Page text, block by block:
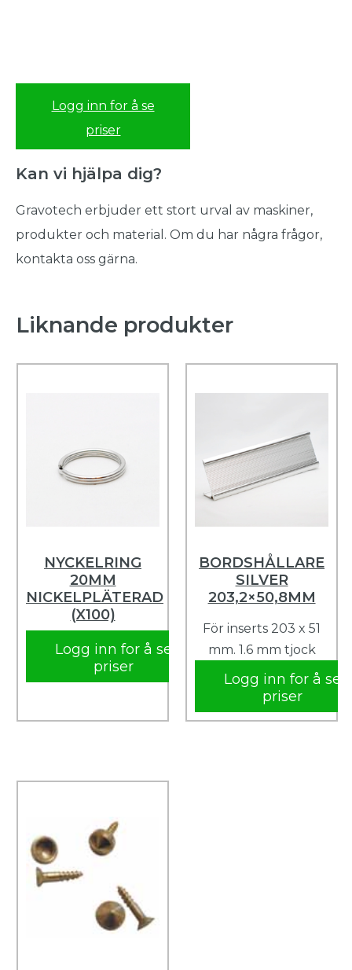
Logg inn for å se
priser
Kan vi hjälpa dig?
Gravotech erbjuder ett stort urval av maskiner,
produkter och material. Om du har några frågor,
kontakta oss gärna.
Liknande produkter
NYCKELRING
20MM
NICKELPLÄTERAD
(X100)
Logg inn for å se
priser
BORDSHÅLLARE
SILVER
203,2×50,8MM
För inserts 203 x 51
mm. 1.6 mm tjock
Logg inn for å se
priser